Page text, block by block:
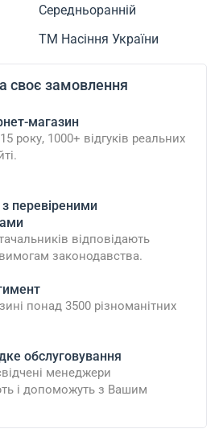
Середньоранній
ТМ Насіння України
своє замовлення
магазин
року, 1000+ відгуків реальних
перевіреними
відповідають
законодавства.
понад 3500 різноманітних
обслуговування
менеджери
і допоможуть з Вашим